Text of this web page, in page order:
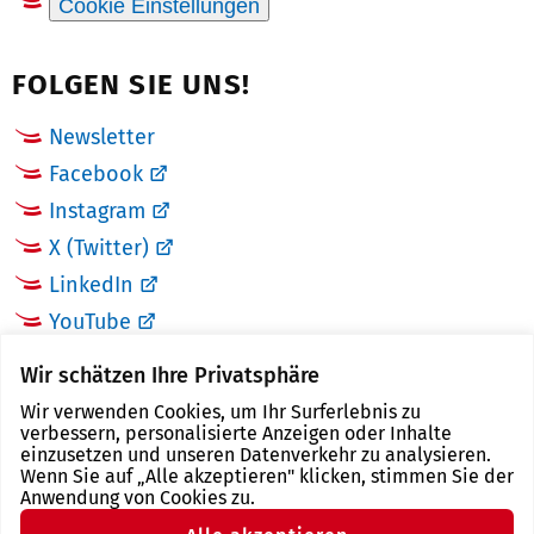
Wir schätzen Ihre Privatsphäre
Wir verwenden Cookies, um Ihr Surferlebnis zu
verbessern, personalisierte Anzeigen oder Inhalte
einzusetzen und unseren Datenverkehr zu analysieren.
Wenn Sie auf „Alle akzeptieren" klicken, stimmen Sie der
Anwendung von Cookies zu.
Cookie Einstellungen
FOLGEN SIE UNS!
Newsletter
Facebook
Instagram
X (Twitter)
LinkedIn
YouTube
LINKS
Landkreis Zwickau
Tourismusregion Zwickau
Freistaat Sachsen